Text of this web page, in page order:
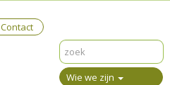
Contact
Wie we zijn